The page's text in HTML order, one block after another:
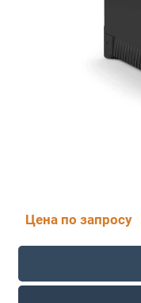
Цена по запросу